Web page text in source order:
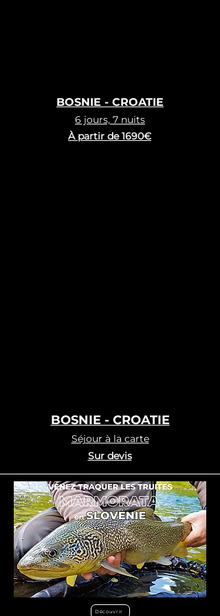
BOSNIE - CROATIE
6 jours, 7 nuits
À partir de1690€
BOSNIE - CROATIE
Séjour à la carte
Sur devis
Découvrir